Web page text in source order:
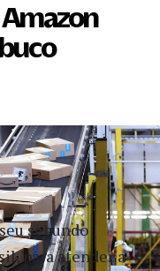
segundo
para atender a